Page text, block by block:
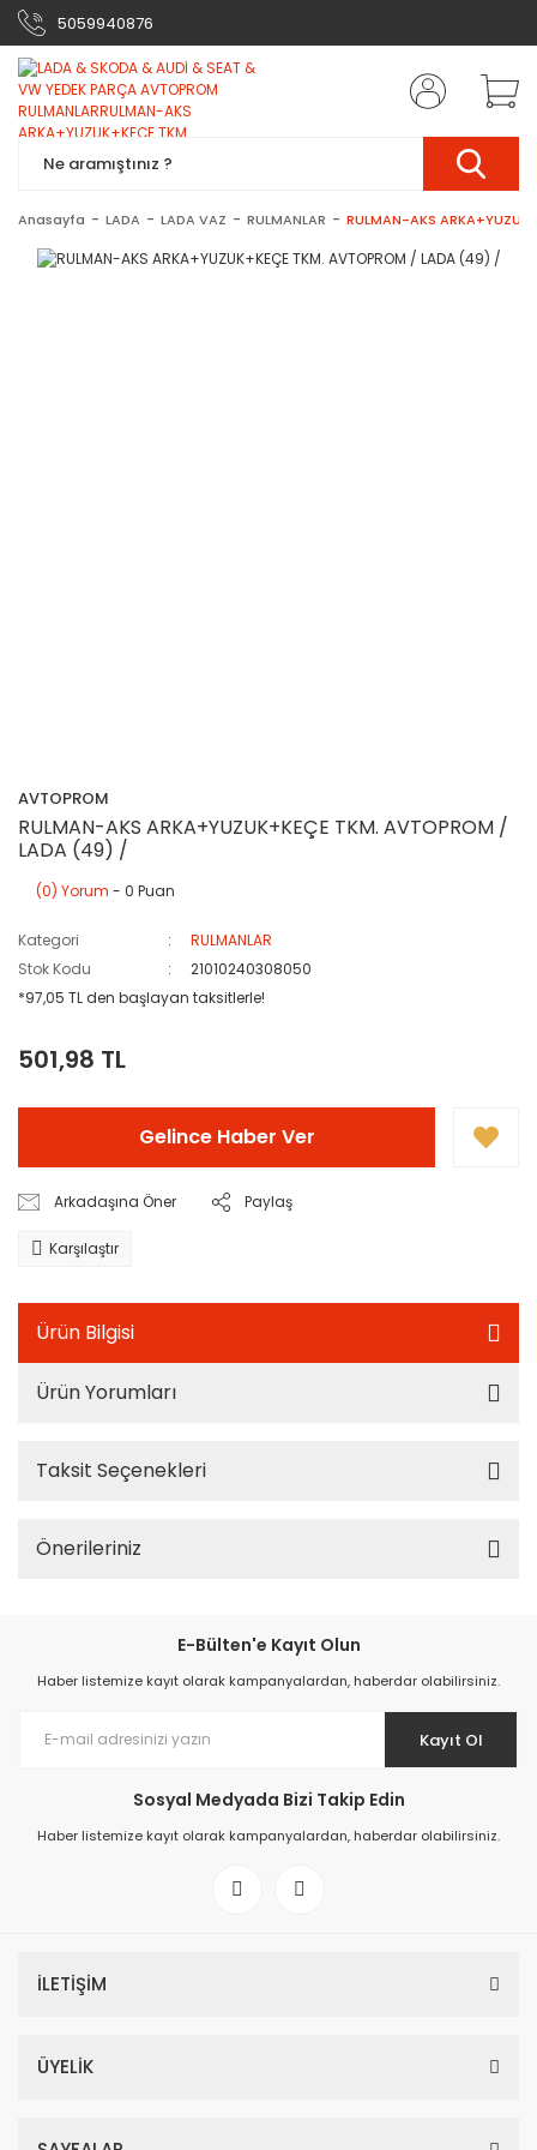
5059940876
Anasayfa LADA LADA VAZ RULMANLAR RULMAN-AKS
AVTOPROM
RULMAN-AKS ARKA+YUZUK+KEÇE TKM. AVTOPROM /
LADA (49) /
(0) Yorum - 0 Puan
Kategori
RULMANLAR
Stok Kodu
21010240308050
*97,05 TL den başlayan taksitlerle!
501,98 TL
Gelince Haber Ver
Arkadaşına Öner Paylaş
Karşılaştır
Ürün Bilgisi
Ürün Yorumları
Taksit Seçenekleri
Önerileriniz
E-Bülten'e Kayıt Olun
Haber listemize kayıt olarak kampanyalardan, haberdar olabilirsiniz.
Kayıt Ol
Sosyal Medyada Bizi Takip Edin
Haber listemize kayıt olarak kampanyalardan, haberdar olabilirsiniz.
İLETİŞİM
ÜYELİK